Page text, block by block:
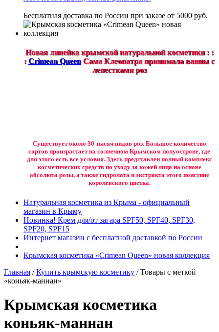
Бесплатная доставка по России при заказе от 5000 руб.
Новая линейка крымской натуральной косметики : :
: Crimean Queen Сама Клеопатра принимала ванны с
лепестками роз
Существует около 30 тысяч видов роз. Большое количество
сортов произрастает на солнечном Крымском полуострове, где
для этого есть все условия. Здесь представлен полный комплекс
косметических средств по уходу за кожей лица на основе
абсолюта розы, а также гидролата и экстракта этого поистине
королевского цветка.
Натуральная косметика из Крыма - официальный
магазин в Крыму
Новинка! Крем для/от загара SPF50, SPF40, SPF30,
SPF20, SPF15
Интернет магазин с бесплатной доставкой по России
Крымская косметика «Crimean Queen» новая коллекция
Главная /Купить крымскую косметику / Товары с меткой
«коньяк-маннан»
Крымская косметика
коньяк-маннан